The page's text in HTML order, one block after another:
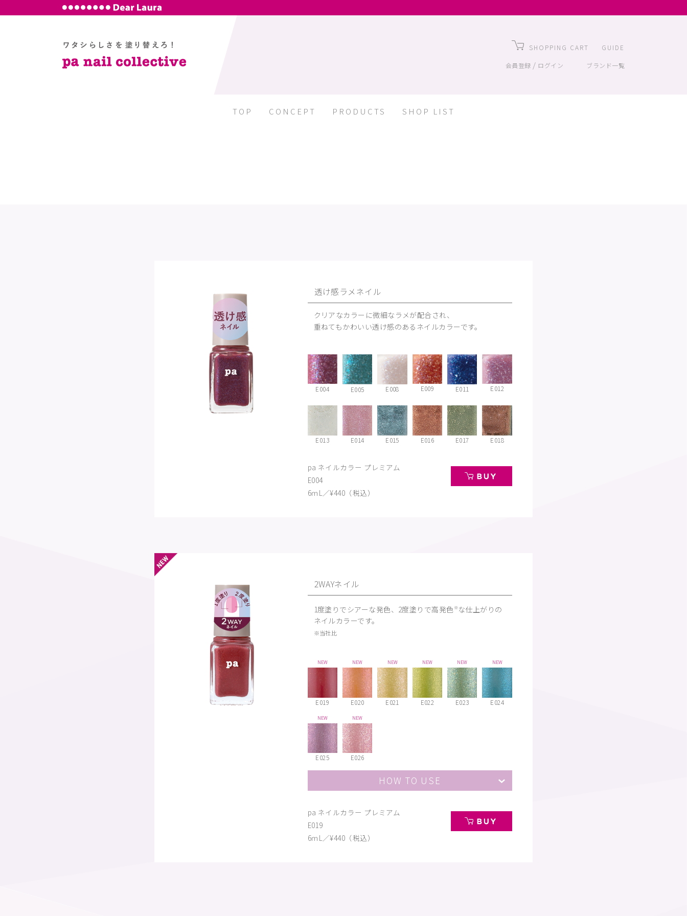
SHOPPING CART GUIDE
会員登録 / ログイン ブランド一覧
TOP CONCEPT PRODUCTS SHOP LIST
透け感ラメネイル
クリアなカラーに微細なラメが配合され、
重ねてもかわいい透け感のあるネイルカラーです。
E004 E005 E008 E009 E011 E012
E013 E014 E015 E016 E017 E018
pa ネイルカラー プレミアム
E004
6ｍL／¥440（税込）
2WAYネイル
1度塗りでシアーな発色、2度塗りで高発色※ な仕上がりの
ネイルカラーです。
※当社比
NEW
E019
NEW
E020
NEW
E021
NEW
E022
NEW
E023
NEW
E024
NEW
E025
NEW
E026
HOW TO USE
pa ネイルカラー プレミアム
E019
6ｍL／¥440（税込）